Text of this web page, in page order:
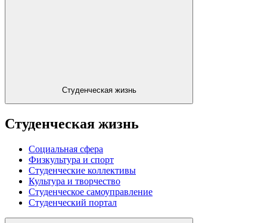
Студенческая жизнь
Студенческая жизнь
Социальная сфера
Физкультура и спорт
Студенческие коллективы
Культура и творчество
Студенческое самоуправление
Студенческий портал